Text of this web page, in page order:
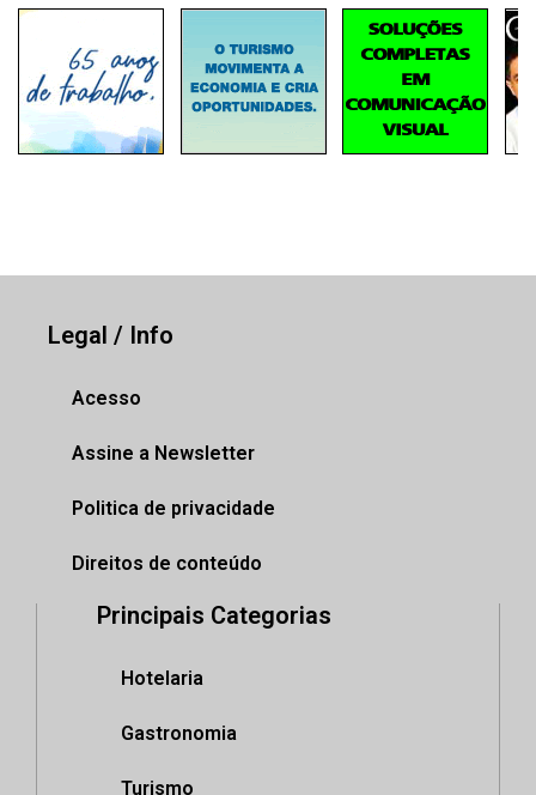
Legal / Info
Acesso
Assine a Newsletter
Politica de privacidade
Direitos de conteúdo
Principais Categorias
Hotelaria
Gastronomia
Turismo